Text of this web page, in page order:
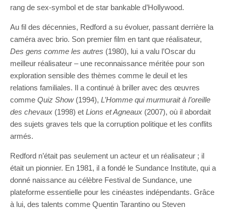
rang de sex-symbol et de star bankable d’Hollywood.
Au fil des décennies, Redford a su évoluer, passant derrière la
caméra avec brio. Son premier film en tant que réalisateur,
Des gens comme les autres (1980), lui a valu l’Oscar du
meilleur réalisateur – une reconnaissance méritée pour son
exploration sensible des thèmes comme le deuil et les
relations familiales. Il a continué à briller avec des œuvres
comme Quiz Show(1994), L’Homme qui murmurait à l’oreille
des chevaux (1998) et Lions et Agneaux (2007), où il abordait
des sujets graves tels que la corruption politique et les conflits
armés.
Redford n’était pas seulement un acteur et un réalisateur ; il
était un pionnier. En 1981, il a fondé le Sundance Institute, qui a
donné naissance au célèbre Festival de Sundance, une
plateforme essentielle pour les cinéastes indépendants. Grâce
à lui, des talents comme Quentin Tarantino ou Steven